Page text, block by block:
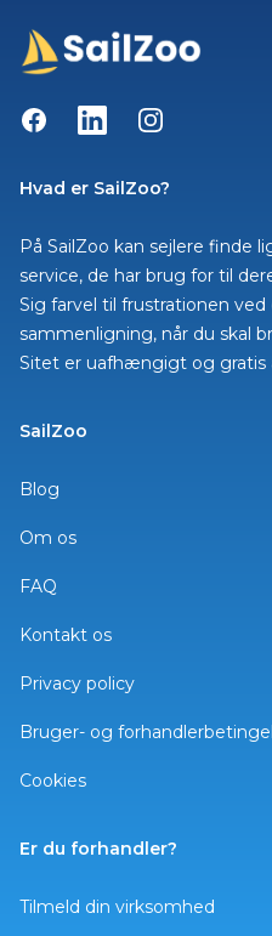
FacebookLinkedInInstagram
Hvad er SailZoo?
På SailZoo kan sejlere finde
service, de har brug for til
Sig farvel til frustrationen
sammenligning, når du skal
Sitet er uafhængigt og gratis
SailZoo
Blog
Om os
FAQ
Kontakt os
Privacy policy
Bruger- og
Cookies
Er du forhandler?
Tilmeld din virksomhed